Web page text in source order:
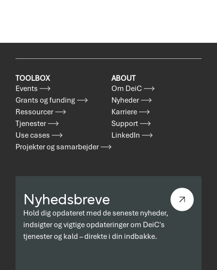
TOOLBOX
Events
Grants og funding
Ressourcer
Tjenester
Use cases
Projekter og samarbejder
ABOUT
Om DeiC
Nyheder
Karriere
Support
LinkedIn
Nyhedsbreve
Hold dig opdateret med de seneste nyheder,
indsigter og vigtige opdateringer om DeiC's
tjenester og kald – direkte i din indbakke.